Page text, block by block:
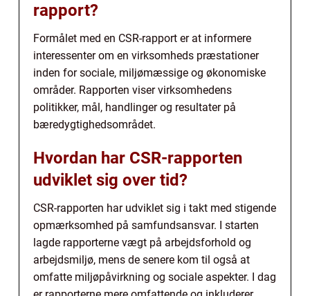
rapport?
Formålet med en CSR-rapport er at informere
interessenter om en virksomheds præstationer
inden for sociale, miljømæssige og økonomiske
områder. Rapporten viser virksomhedens
politikker, mål, handlinger og resultater på
bæredygtighedsområdet.
Hvordan har CSR-rapporten
udviklet sig over tid?
CSR-rapporten har udviklet sig i takt med stigende
opmærksomhed på samfundsansvar. I starten
lagde rapporterne vægt på arbejdsforhold og
arbejdsmiljø, mens de senere kom til også at
omfatte miljøpåvirkning og sociale aspekter. I dag